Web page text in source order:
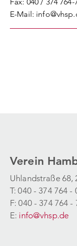
E-Mail:
Verein
Uhlandstraße 68,
T: 040 - 374 764 -
F: 040 - 374 764 -
E: info@vhsp.de